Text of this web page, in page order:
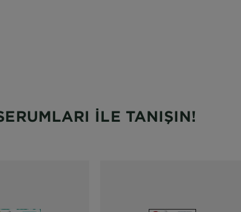
Skin CoachİLE TANIŞIN!